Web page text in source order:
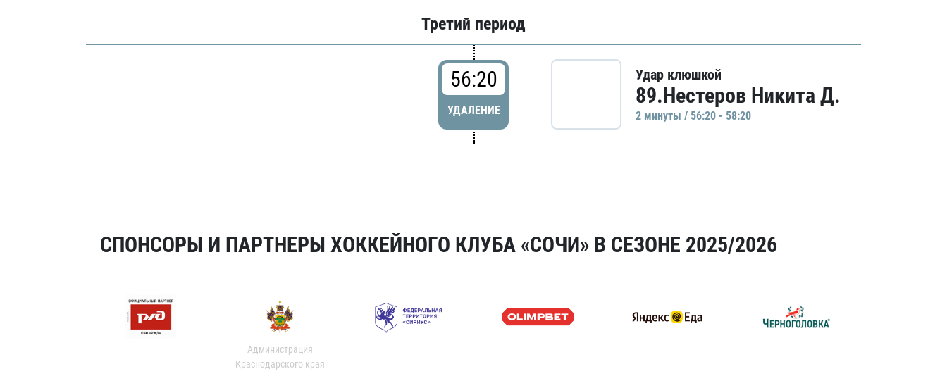
Третий период
56:20
УДАЛЕНИЕ
Удар клюшкой
89.Нестеров Никита Д.
2 минуты / 56:20 - 58:20
СПОНСОРЫ И ПАРТНЕРЫ ХОККЕЙНОГО КЛУБА «СОЧИ» В СЕЗОНЕ 2025/2026
Администрация
Краснодарского края